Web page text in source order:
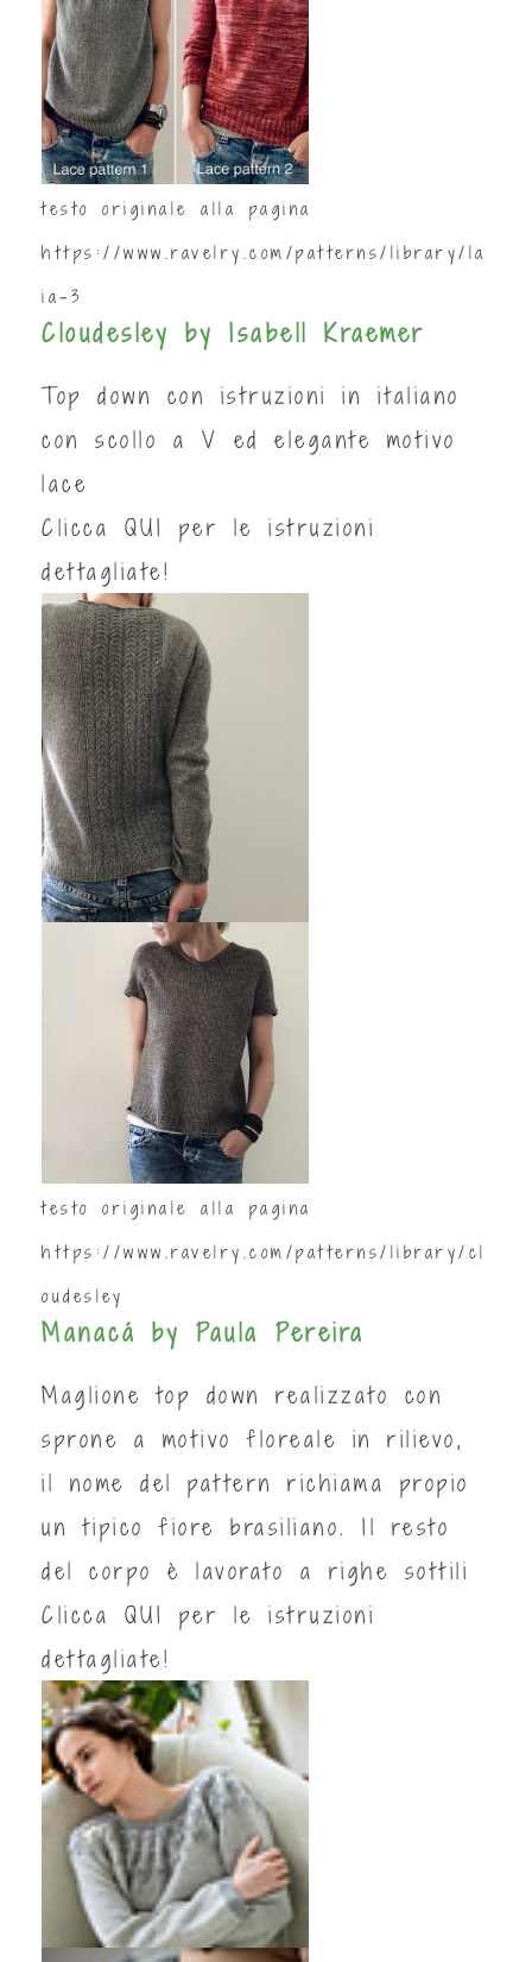
testo originale alla pagina
https://www.ravelry.com/patterns/library/la
ia-3
Cloudesley by Isabell Kraemer
Top down con istruzioni in italiano
con scollo a V ed elegante motivo
lace
Clicca QUI
per le istruzioni
dettagliate!
testo originale alla pagina
https://www.ravelry.com/patterns/library/cl
oudesley
Manacá by Paula Pereira
Maglione top down realizzato con
sprone a motivo floreale in rilievo,
il nome del pattern richiama propio
un tipico fiore brasiliano. Il resto
del corpo è lavorato a righe sottili
Clicca QUI
per le istruzioni
dettagliate!